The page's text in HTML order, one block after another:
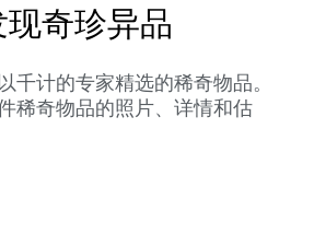
现奇珍异品
千计的专家精选的稀奇物品。
稀奇物品的照片、详情和估